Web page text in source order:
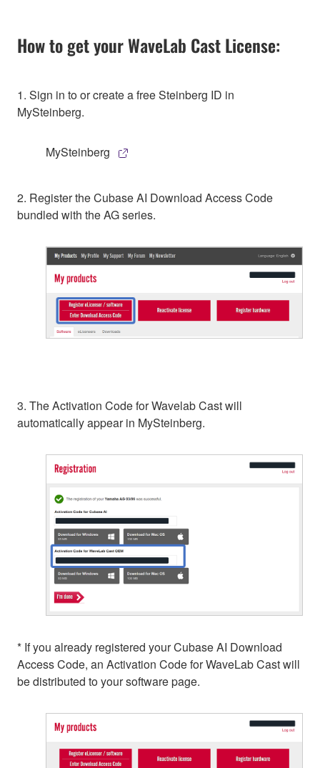
How to get your WaveLab Cast License:
1. Sign in to or create a free Steinberg ID in
MySteinberg.
MySteinberg
2. Register the Cubase AI Download Access Code
bundled with the AG series.
3. The Activation Code for Wavelab Cast will
automatically appear in MySteinberg.
* If you already registered your Cubase AI Download
Access Code, an Activation Code for WaveLab Cast will
be distributed to your software page.